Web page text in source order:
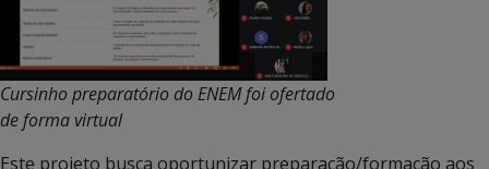
Cursinho preparatório do ENEM foi ofertado
de forma virtual
Este projeto busca oportunizar preparação/formação aos